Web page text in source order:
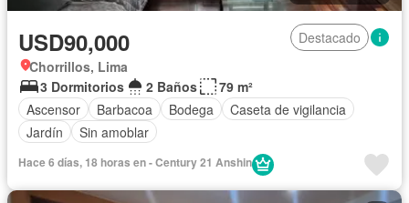
USD90,000
Destacado
Chorrillos, Lima
3 Dormitorios
2 Baños
79 m²
Ascensor
Barbacoa Bodega
Caseta de vigilancia
Jardín
Sin amoblar
Hace 6 días, 18 horas en - Century 21 Anshin